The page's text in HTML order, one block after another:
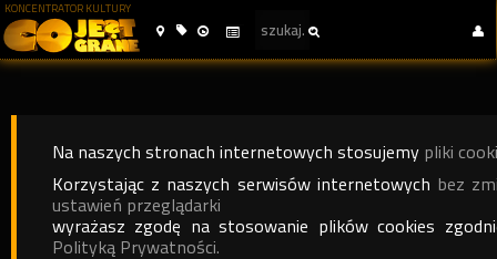
KONCENTRATOR KULTURY
Na naszych stronach internetowych stosujemy pliki
Korzystając z naszych serwisów internetowych bez
ustawień przeglądarki
wyrażasz zgodę na stosowanie plików cookies
Polityką Prywatności.